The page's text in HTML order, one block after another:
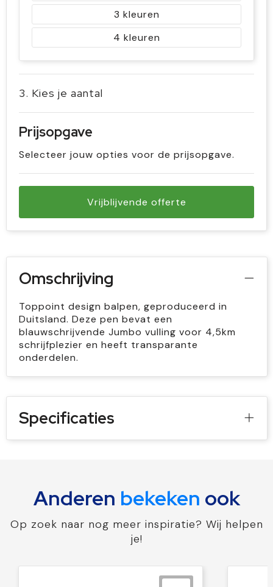
3
4
3. Kies je aantal
Prijsopgave
Selecteer jouw opties voor de prijsopgave.
Vrijblijvende offerte
Omschrijving
Toppoint design balpen, geproduceerd in
Duitsland. Deze pen bevat een
blauwschrijvende Jumbo vulling voor 4,5km
schrijfplezier en heeft transparante
onderdelen.
Specificaties
Anderen bekeken ook
Op zoek naar nog meer inspiratie? Wij helpen
je!